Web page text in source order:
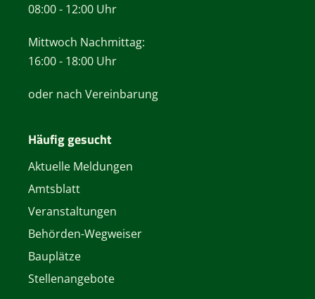
08:00 - 12:00 Uhr
Mittwoch Nachmittag:
16:00 - 18:00 Uhr
oder nach Vereinbarung
Häufig gesucht
Aktuelle Meldungen
Amtsblatt
Veranstaltungen
Behörden-Wegweiser
Bauplätze
Stellenangebote